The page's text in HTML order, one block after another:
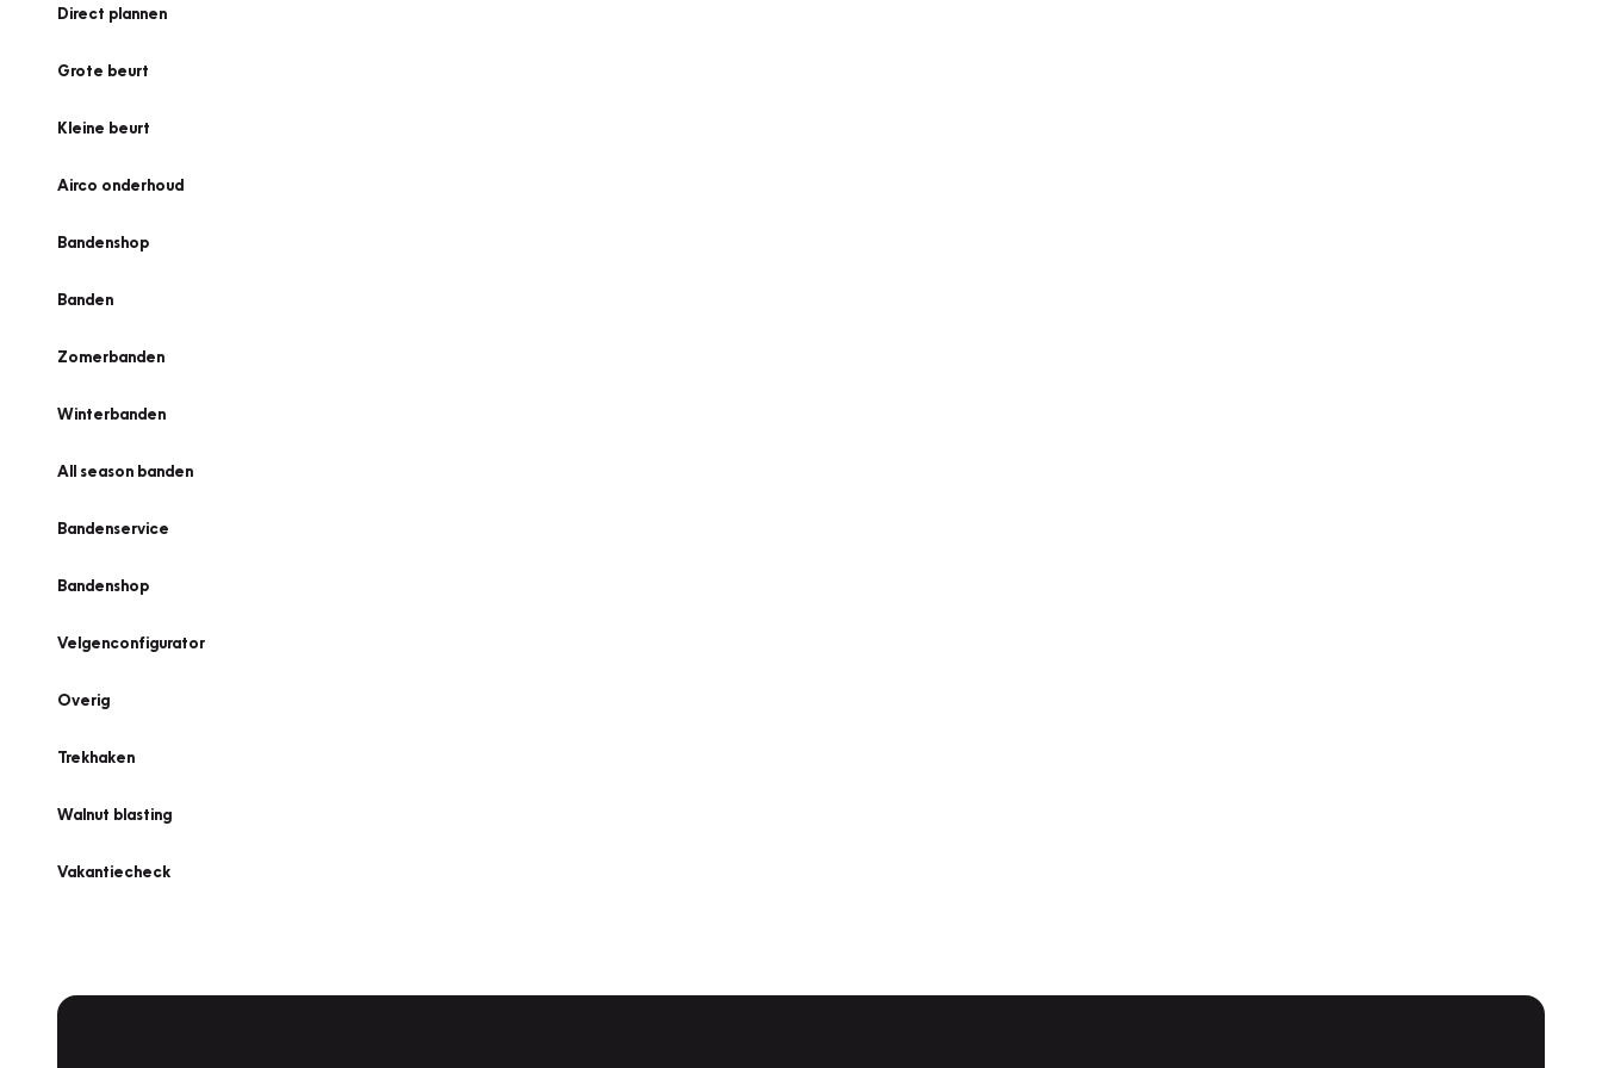
Direct plannen
Grote beurt
Kleine beurt
Airco onderhoud
Bandenshop
Banden
Zomerbanden
Winterbanden
All season banden
Bandenservice
Bandenshop
Velgenconfigurator
Overig
Trekhaken
Walnut blasting
Vakantiecheck